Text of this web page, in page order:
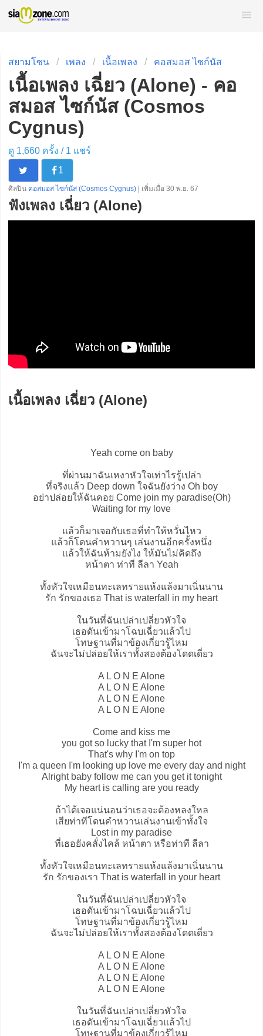
สยามโซน เพลง เนื้อเพลง คอสมอส ไซก์นัส
เนื้อเพลง เฉี่ยว (Alone) - คอ
สมอส ไซก์นัส (Cosmos
Cygnus)
ดู 1,660 ครั้ง / 1 แชร์
1
ศิลปิน คอสมอส ไซก์นัส (Cosmos Cygnus) | เพิ่มเมื่อ 30 พ.ย. 67
ฟังเพลง เฉี่ยว (Alone)
เนื้อเพลง เฉี่ยว (Alone)
Yeah come on baby
ที่ผ่านมาฉันเหงาหัวใจเท่าไรรู้เปล่า
ที่จริงแล้ว Deep down ใจฉันยังว่าง Oh boy
อย่าปล่อยให้ฉันคอย Come join my paradise(Oh)
Waiting for my love
แล้วก็มาเจอกับเธอที่ทำให้หวั่นไหว
แล้วก็โดนคำหวานๆ เล่นงานอีกครั้งหนึ่ง
แล้วให้ฉันห้ามยังไง ให้มันไม่คิดถึง
หน้าตา ท่าที ลีลา Yeah
ทั้งหัวใจเหมือนทะเลทรายแห้งแล้งมาเนิ่นนาน
รัก รักของเธอ That is waterfall in my heart
ในวันที่ฉันเปล่าเปลี่ยวหัวใจ
เธอดันเข้ามาโฉบเฉี่ยวแล้วไป
โทษฐานที่มาข้องเกี่ยวรู้ไหม
ฉันจะไม่ปล่อยให้เราทั้งสองต้องโดดเดี่ยว
A L O N E Alone
A L O N E Alone
A L O N E Alone
A L O N E Alone
Come and kiss me
you got so lucky that I'm super hot
That's why I'm on top
I'm a queen I'm looking up love me every day and night
Alright baby follow me can you get it tonight
My heart is calling are you ready
ถ้าได้เจอแน่นอนว่าเธอจะต้องหลงใหล
เสียท่าทีโดนคำหวานเล่นงานเข้าทั้งใจ
Lost in my paradise
ที่เธอยังคลั่งไคล้ หน้าตา หรือท่าที ลีลา
ทั้งหัวใจเหมือนทะเลทรายแห้งแล้งมาเนิ่นนาน
รัก รักของเรา That is waterfall in your heart
ในวันที่ฉันเปล่าเปลี่ยวหัวใจ
เธอดันเข้ามาโฉบเฉี่ยวแล้วไป
โทษฐานที่มาข้องเกี่ยวรู้ไหม
ฉันจะไม่ปล่อยให้เราทั้งสองต้องโดดเดี่ยว
A L O N E Alone
A L O N E Alone
A L O N E Alone
A L O N E Alone
ในวันที่ฉันเปล่าเปลี่ยวหัวใจ
เธอดันเข้ามาโฉบเฉี่ยวแล้วไป
โทษฐานที่มาข้องเกี่ยวรู้ไหม